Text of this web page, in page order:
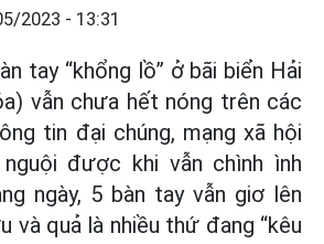
2023 - 13:31
tay “khổng lồ” ở bãi biển Hải
vẫn chưa hết nóng trên các
tin đại chúng, mạng xã hội
được khi vẫn chình ình
ngày, 5 bàn tay vẫn giơ lên
và quả là nhiều thứ đang “kêu